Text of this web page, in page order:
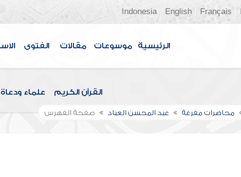
Français
English
Indonesia
الرئيسية موسوعات مقالات الفتوى
القرآن الكريم علماء ودعاة
محاضرات مفرغة عبد المحسن العباد صفحة الفهرس